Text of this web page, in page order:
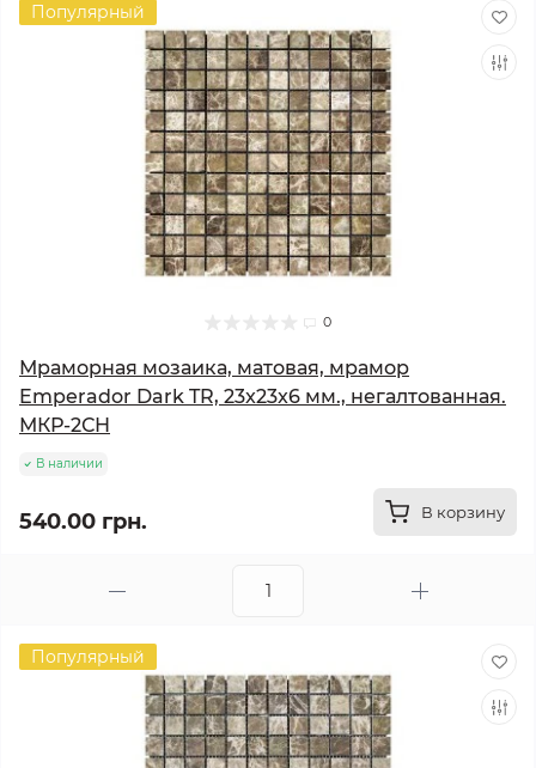
Популярный
0
Мраморная мозаика, матовая, мрамор
Emperador Dark TR, 23x23x6 мм., негалтованная.
МКР-2СН
В наличии
540.00 грн. В корзину
Популярный